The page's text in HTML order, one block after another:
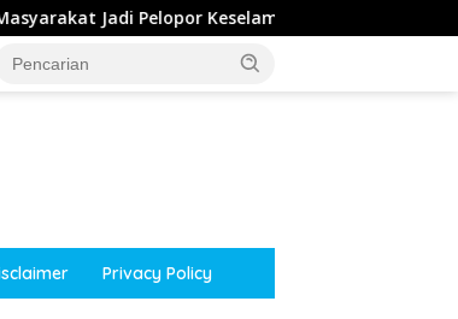
Lewat Safety Riding dan Siger Lampung
Privacy Policy